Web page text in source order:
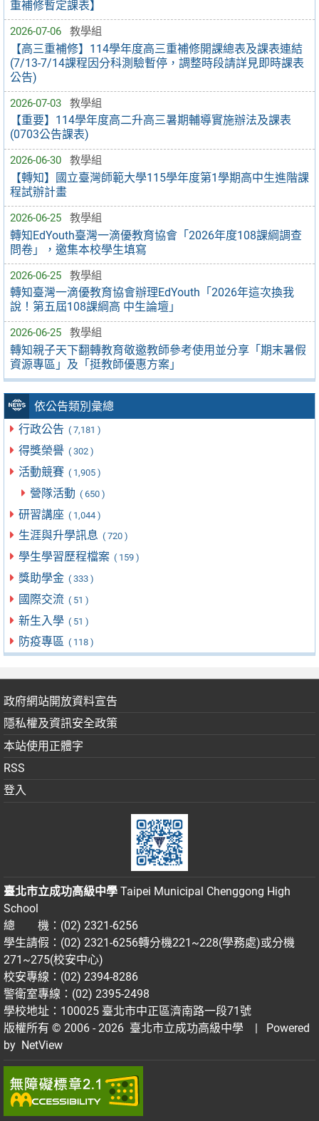
重補修暫定課表】
2026-07-06 教學組
【高三重補修】114學年度高三重補修開課總表及課表連結
(7/13-7/14課程因分科測驗暫停，調整時段請詳見即時課表
公告)
2026-07-03 教學組
【重要】114學年度高二升高三暑期輔導實施辦法及課表
(0703公告課表)
2026-06-30 教學組
【轉知】國立臺灣師範大學115學年度第1學期高中生進階課
程試辦計畫
2026-06-25 教學組
轉知EdYouth臺灣一滴優教育協會「2026年度108課綱調查
問卷」，邀集本校學生填寫
2026-06-25 教學組
轉知臺灣一滴優教育協會辦理EdYouth「2026年這次換我
說！第五屆108課綱高 中生論壇」
2026-06-25 教學組
轉知親子天下翻轉教育敬邀教師參考使用並分享「期末暑假
資源專區」及「挺教師優惠方案」
依公告類別彙總
行政公告 ( 7,181 )
得獎榮譽 ( 302 )
活動競賽 ( 1,905 )
營隊活動 ( 650 )
研習講座 ( 1,044 )
生涯與升學訊息 ( 720 )
學生學習歷程檔案 ( 159 )
獎助學金 ( 333 )
國際交流 ( 51 )
新生入學 ( 51 )
防疫專區 ( 118 )
政府網站開放資料宣告
隱私權及資訊安全政策
本站使用正體字
RSS
登入
臺北市立成功高級中學 Taipei Municipal Chenggong High
School
總 機：(02) 2321-6256
學生請假：(02) 2321-6256轉分機221~228(學務處)或分機
271~275(校安中心)
校安專線：(02) 2394-8286
警衛室專線：(02) 2395-2498
學校地址：100025 臺北市中正區濟南路一段71號
版權所有 © 2006 - 2026 臺北市立成功高級中學
| Powered
by NetView